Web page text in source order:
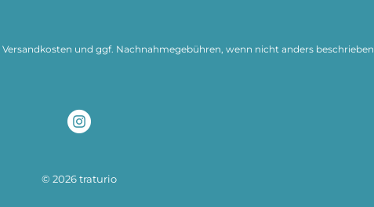
Versandkosten und ggf. Nachnahmegebühren, wenn nicht anders beschrieben
© 2026 traturio